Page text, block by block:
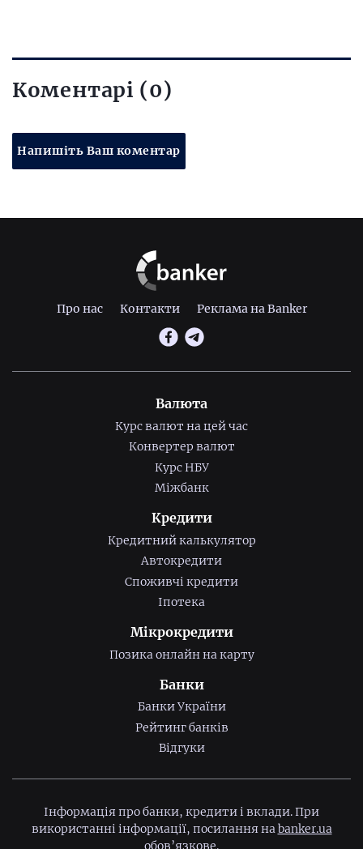
Коментарі (0)
Напишіть Ваш коментар
Про нас Контакти Реклама на Banker
Валюта
Курс валют на цей час
Конвертер валют
Курс НБУ
Міжбанк
Кредити
Кредитний калькулятор
Автокредити
Споживчі кредити
Іпотека
Мікрокредити
Позика онлайн на карту
Банки
Банки України
Рейтинг банків
Відгуки
Інформація про банки, кредити і вклади. При
використанні інформації, посилання наbanker.ua
обов’язкове.